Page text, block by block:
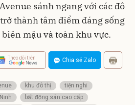
sánh ngang với các đô
thành tâm điểm đáng sống
mậu và toàn khu vực.
Theo dõi trên Chia sẻ Zalo
khu đô thị
tiện nghi
bất động sản cao cấp